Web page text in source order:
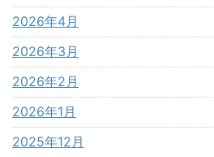
2026年4月
2026年3月
2026年2月
2026年1月
2025年12月